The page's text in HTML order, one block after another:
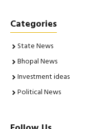
Categories
State News
Bhopal News
Investment ideas
Political News